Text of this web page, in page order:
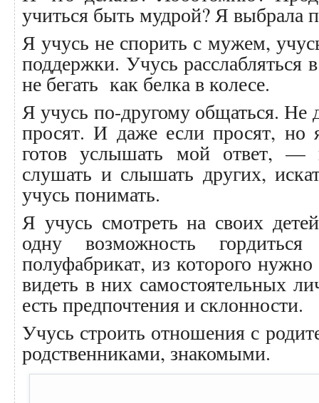
учиться быть мудрой? Я выбрала
Я учусь не спорить с мужем,
поддержки. Учусь расслабляться
не бегать как белка в колесе.
Я учусь по-другому общаться. Не
просят. И даже если просят, но
готов услышать мой ответ, —
слушать и слышать других,
учусь понимать.
Я учусь смотреть на своих
одну возможность
полуфабрикат, из которого
видеть в них самостоятельных
есть предпочтения и склонности.
Учусь строить отношения с
родственниками, знакомыми.